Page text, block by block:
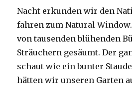
Nacht erkunden wir den
fahren zum Natural
von tausenden blühenden
Sträuchern gesäumt. Der
schaut wie ein bunter
hätten wir unseren Garten